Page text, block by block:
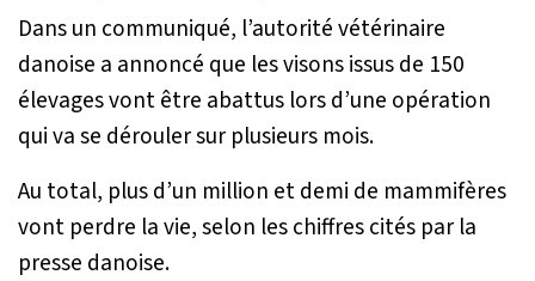
Dans un communiqué, l’autorité vétérinaire
danoise a annoncé que les visons issus de 150
élevages vont être abattus lors d’une opération
qui va se dérouler sur plusieurs mois.
Au total, plus d’un million et demi de mammifères
vont perdre la vie, selon les chiffres cités par la
presse danoise.